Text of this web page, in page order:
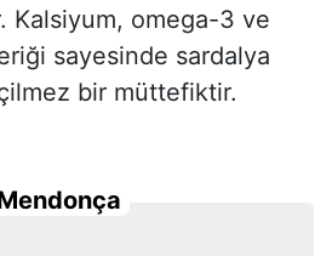
Kalsiyum, omega-3 ve
sayesinde sardalya
bir müttefiktir.